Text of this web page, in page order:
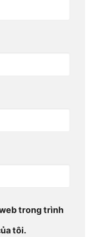
trong trình
tôi.